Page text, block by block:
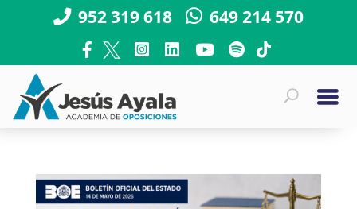
952 319 618 649 214 570